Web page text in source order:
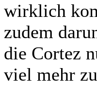
wirklich
zudem
die Cortez
viel mehr